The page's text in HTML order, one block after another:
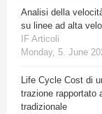
Analisi della
su linee ad alta
IF Articoli
Monday, 5. June
Life Cycle Cost di
trazione rapportato
tradizionale